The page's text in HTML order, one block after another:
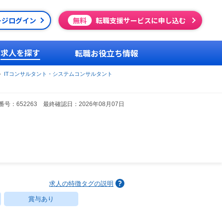
ログイン 無料 転職支援サービスに申し込む
求人を探す 転職お役立ち情報
ITコンサルタント・システムコンサルタント
号：652263 最終確認日：2026年08月07日
求人の特徴タグの説明
賞与あり